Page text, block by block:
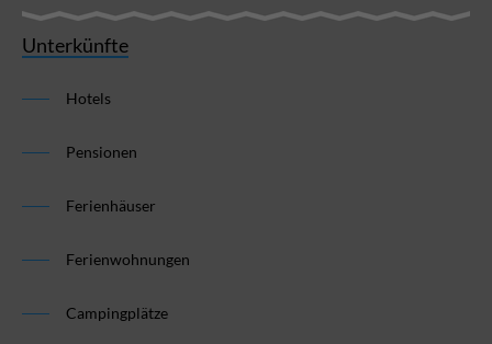
Unterkünfte
Hotels
Pensionen
Ferienhäuser
Ferienwohnungen
Campingplätze